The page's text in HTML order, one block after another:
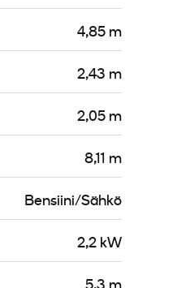
4,85 m
2,43 m
2,05 m
8,11 m
Bensiini/Sähkö
2,2 kW